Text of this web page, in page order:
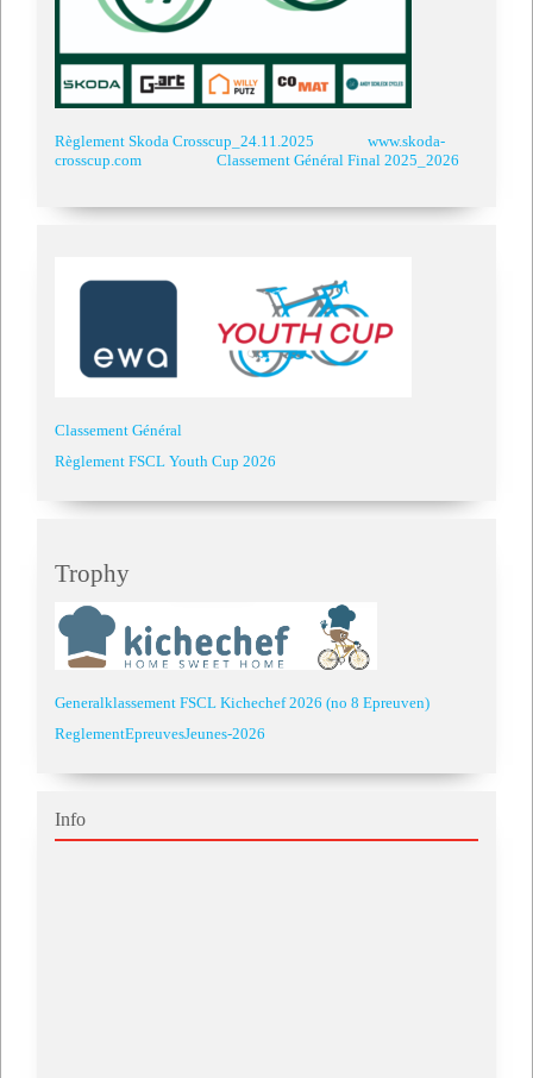
Règlement Skoda Crosscup_24.11.2025
www.skoda-
crosscup.com
Classement Général Final 2025_2026
Classement Général
Règlement FSCL Youth Cup 2026
Trophy
Generalklassement FSCL Kichechef 2026 (no 8 Epreuven)
ReglementEpreuvesJeunes-2026
Info